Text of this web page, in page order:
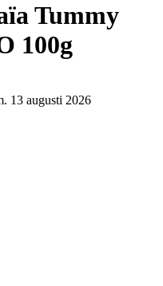
Tummy
100g
13 augusti 2026